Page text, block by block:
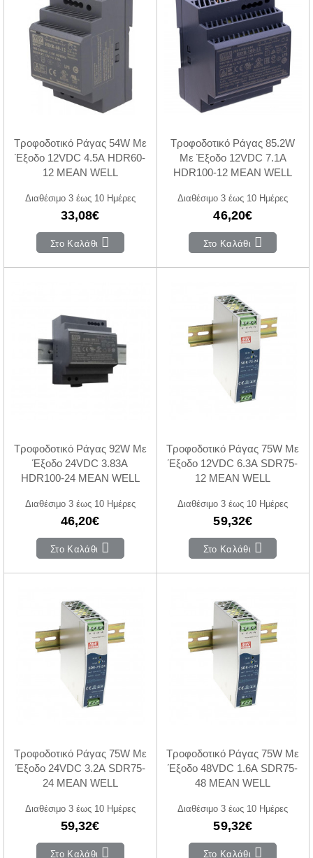
Τροφοδοτικό Ράγας 54W Με
Έξοδο 12VDC 4.5A HDR60-
12 MEAN WELL
Διαθέσιμο 3 έως 10 Ημέρες
33,08€
Στο Καλάθι
Τροφοδοτικό Ράγας 85.2W
Με Έξοδο 12VDC 7.1A
HDR100-12 MEAN WELL
Διαθέσιμο 3 έως 10 Ημέρες
46,20€
Στο Καλάθι
Τροφοδοτικό Ράγας 92W Με
Έξοδο 24VDC 3.83A
HDR100-24 MEAN WELL
Διαθέσιμο 3 έως 10 Ημέρες
46,20€
Στο Καλάθι
Τροφοδοτικό Ράγας 75W Με
Έξοδο 12VDC 6.3A SDR75-
12 MEAN WELL
Διαθέσιμο 3 έως 10 Ημέρες
59,32€
Στο Καλάθι
Τροφοδοτικό Ράγας 75W Με
Έξοδο 24VDC 3.2A SDR75-
24 MEAN WELL
Διαθέσιμο 3 έως 10 Ημέρες
59,32€
Στο Καλάθι
Τροφοδοτικό Ράγας 75W Με
Έξοδο 48VDC 1.6A SDR75-
48 MEAN WELL
Διαθέσιμο 3 έως 10 Ημέρες
59,32€
Στο Καλάθι